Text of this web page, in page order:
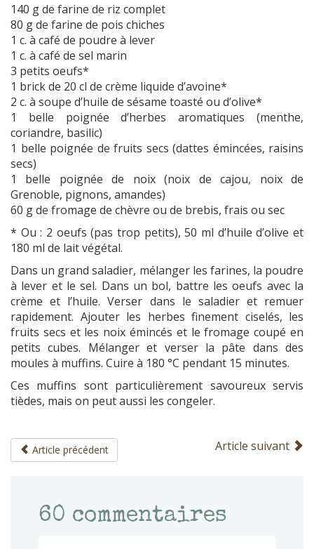
140 g de farine de riz complet
80 g de farine de pois chiches
1 c. à café de poudre à lever
1 c. à café de sel marin
3 petits oeufs*
1 brick de 20 cl de crème liquide d’avoine*
2 c. à soupe d’huile de sésame toasté ou d’olive*
1 belle poignée d’herbes aromatiques (menthe,
coriandre, basilic)
1 belle poignée de fruits secs (dattes émincées, raisins
secs)
1 belle poignée de noix (noix de cajou, noix de
Grenoble, pignons, amandes)
60 g de fromage de chèvre ou de brebis, frais ou sec
* Ou : 2 oeufs (pas trop petits), 50 ml d’huile d’olive et
180 ml de lait végétal.
Dans un grand saladier, mélanger les farines, la poudre
à lever et le sel. Dans un bol, battre les oeufs avec la
crème et l’huile. Verser dans le saladier et remuer
rapidement. Ajouter les herbes finement ciselés, les
fruits secs et les noix émincés et le fromage coupé en
petits cubes. Mélanger et verser la pâte dans des
moules à muffins. Cuire à 180 °C pendant 15 minutes.
Ces muffins sont particulièrement savoureux servis
tièdes, mais on peut aussi les congeler.
Article précédent Article suivant
60 commentaires